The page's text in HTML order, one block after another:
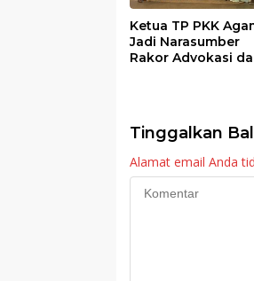
Ketua TP PKK
Jadi Narasumber
Rakor Advokasi
Tinggalkan
Alamat email Anda